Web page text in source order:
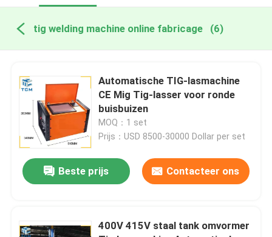
tig welding machine online fabricage (6)
Automatische TIG-lasmachine
CE Mig Tig-lasser voor ronde
buisbuizen
MOQ：1 set
Prijs：USD 8500-30000 Dollar per set
Beste prijs Contacteer ons
400V 415V staal tank omvormer